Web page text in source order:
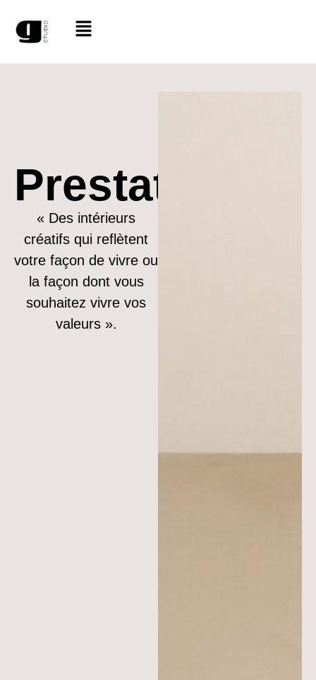
Prestations
« Des intérieurs
créatifs qui reflètent
votre façon de vivre ou
la façon dont vous
souhaitez vivre vos
valeurs ».